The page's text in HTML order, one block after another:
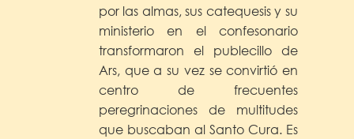
por las almas, sus catequesis y su
ministerio en el confesonario
transformaron el publecillo de
Ars, que a su vez se convirtió en
centro de frecuentes
peregrinaciones de multitudes
que buscaban al Santo Cura. Es